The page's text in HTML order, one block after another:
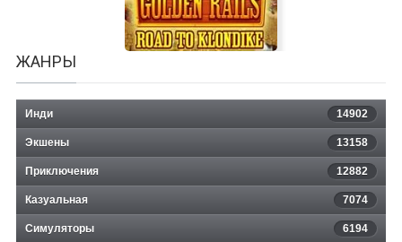
Golden Rails 3 Road to Klondike
ЖАНРЫ
Инди 14902
Экшены 13158
Приключения 12882
Казуальная 7074
Симуляторы 6194